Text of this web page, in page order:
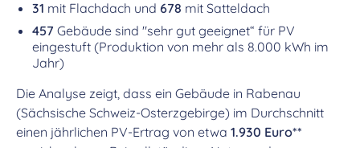
31 mit Flachdach und 678 mit Satteldach
457 Gebäude sind "sehr gut geeignet“ für PV
eingestuft (Produktion von mehr als 8.000 kWh im
Jahr)
Die Analyse zeigt, dass ein Gebäude in Rabenau
(Sächsische Schweiz-Osterzgebirge) im Durchschnitt
einen jährlichen PV-Ertrag von etwa 1.930 Euro**